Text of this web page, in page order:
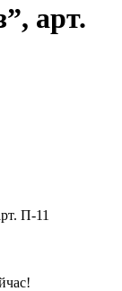
арт.
П-11